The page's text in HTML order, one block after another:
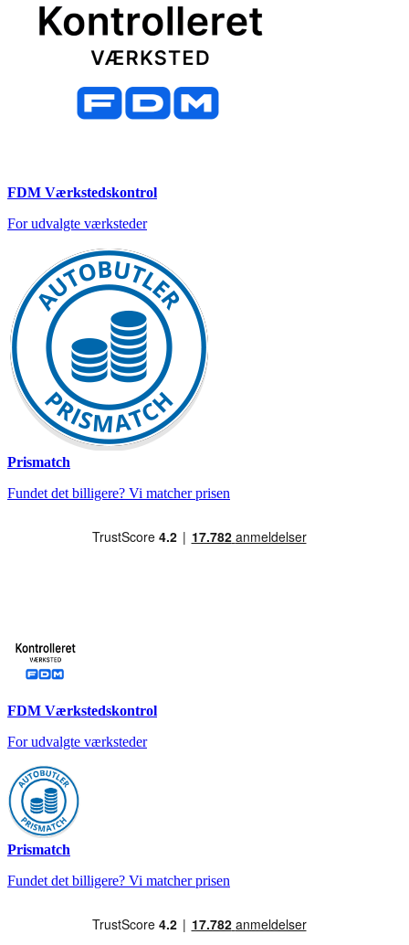
FDM Værkstedskontrol
For udvalgte værksteder
Prismatch
Fundet det billigere? Vi matcher prisen
FDM Værkstedskontrol
For udvalgte værksteder
Prismatch
Fundet det billigere? Vi matcher prisen